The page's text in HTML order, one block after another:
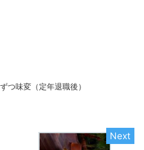
つ味変（定年退職後）